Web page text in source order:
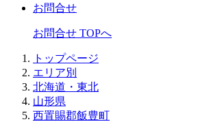
お問合せ
お問合せ TOPへ
トップページ
エリア別
北海道・東北
山形県
西置賜郡飯豊町